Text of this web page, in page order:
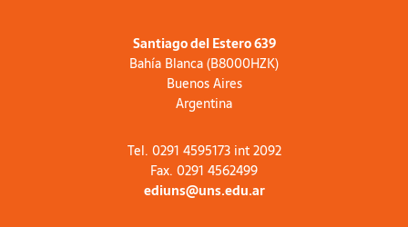
Santiago del Estero 639
Bahía Blanca (B8000HZK)
Buenos Aires
Argentina
Tel. 0291 4595173 int 2092
Fax. 0291 4562499
ediuns@uns.edu.ar